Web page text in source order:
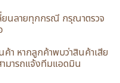
ยนลายทุกกรณี กรุณาตรวจ
า หากลูกค้าพบว่าสินค้าเสีย
มารถแจ้งทีมแอดมิน